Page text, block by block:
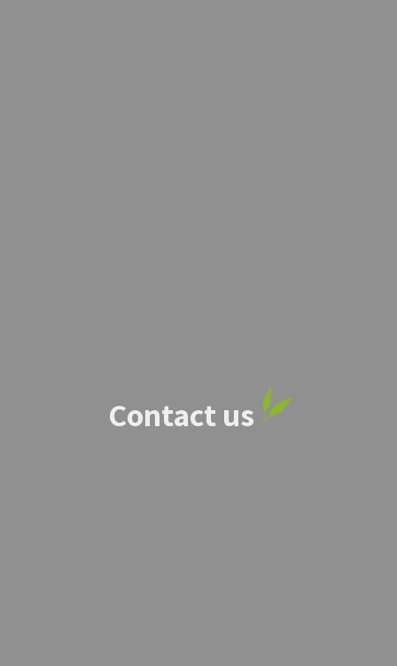
Contact us